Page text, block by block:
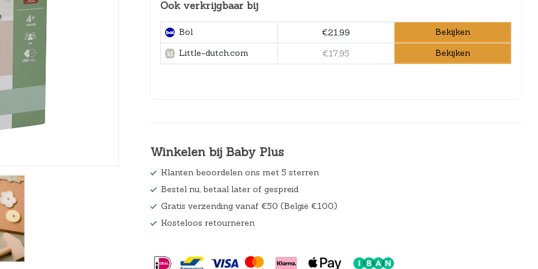
Matrasbeschermers
Slaapzakken en inbakeren
Ook verkrijgbaar bij
Bol €21,99
Bekijken
Little-dutch.com
€17,95 Bekijken
Winkelen bij Baby Plus
Klanten beoordelen ons met 5 sterren
Bestel nu, betaal later of gespreid
Gratis verzending vanaf €50 (België €100)
Kosteloos retourneren